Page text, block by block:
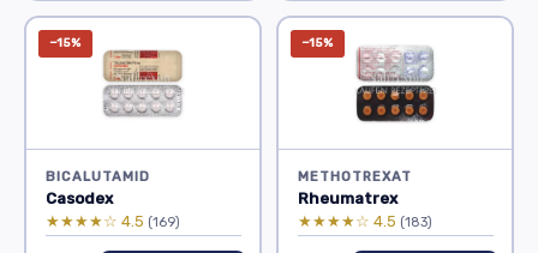
−15%
BICALUTAMID
Casodex
★★★★☆ 4.5 (169)
−15%
METHOTREXAT
Rheumatrex
★★★★☆ 4.5 (183)